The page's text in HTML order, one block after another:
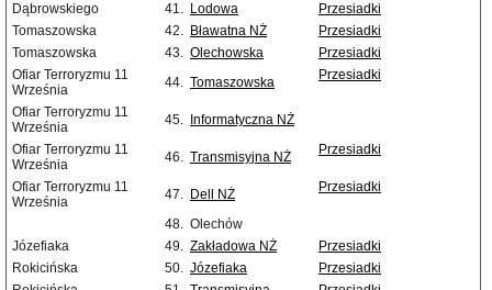
Dąbrowskiego 41. Lodowa
Przesiadki
Tomaszowska
42. Bławatna NŻ
Przesiadki
Tomaszowska
43. Olechowska
Przesiadki
Ofiar Terroryzmu 11
Września
44. Tomaszowska Przesiadki
Ofiar Terroryzmu 11
Września
45.
Informatyczna NŻ
Ofiar Terroryzmu 11
Września
46. Transmisyjna NŻ Przesiadki
Ofiar Terroryzmu 11
Września
47. Dell NŻ Przesiadki
48. Olechów
Józefiaka
49. Zakładowa NŻ
Przesiadki
Rokicińska
50. Józefiaka
Przesiadki